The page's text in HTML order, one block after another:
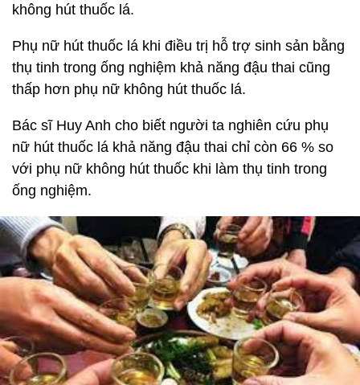
không hút thuốc lá.
Phụ nữ hút thuốc lá khi điều trị hỗ trợ sinh sản bằng
thụ tinh trong ống nghiệm khả năng đậu thai cũng
thấp hơn phụ nữ không hút thuốc lá.
Bác sĩ Huy Anh cho biết người ta nghiên cứu phụ
nữ hút thuốc lá khả năng đậu thai chỉ còn 66 % so
với phụ nữ không hút thuốc khi làm thụ tinh trong
ống nghiệm.